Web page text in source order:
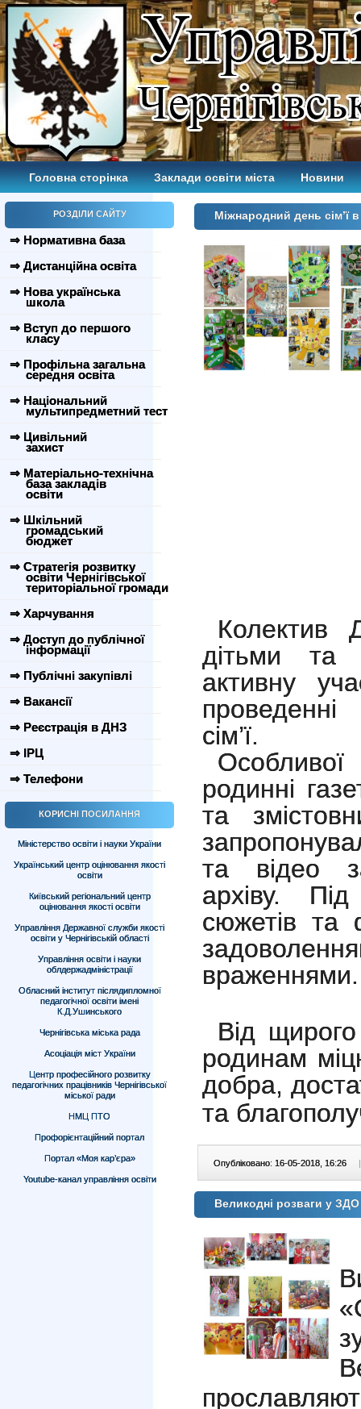
Головна сторінка Заклади освіти міста Новини
РОЗДІЛИ САЙТУ
⇒ Нормативна база
⇒ Дистанційна освіта
⇒ Нова українська
школа
⇒ Вступ до першого
класу
⇒ Профільна загальна
середня освіта
⇒ Національний
мультипредметний тест
⇒ Цивільний
захист
⇒ Матеріально-технічна
база закладів
освіти
⇒ Шкільний
громадський
бюджет
⇒ Стратегія розвитку
освіти Чернігівської
територіальної громади
⇒ Харчування
⇒ Доступ до публічної
інформації
⇒ Публічні закупівлі
⇒ Вакансії
⇒ Реєстрація в ДНЗ
⇒ ІРЦ
⇒ Телефони
КОРИСНІ ПОСИЛАННЯ
Міністерство освіти і науки України
Український центр оцінювання якості
освіти
Київський регіональний центр
оцінювання якості освіти
Управління Державної служби якості
освіти у Чернігівській області
Управління освіти і науки
облдержадміністрації
Обласний інститут післядипломної
педагогічної освіти імені
К.Д.Ушинського
Чернігівська міська рада
Асоціація міст України
Центр професійного розвитку
педагогічних працівників Чернігівської
міської ради
НМЦ ПТО
Профорієнтаційний портал
Портал «Моя кар’єра»
Youtube-канал управління освіти
Міжнародний день сім’ї
дітьми та
активну
сім’ї.
Особливої
родинні
та
та відео
архіву. Під
сюжетів та
враженнями.
Від
родинам
добра,
та
Опубліковано: 16-05-2018, 16:26 |
Великодні розваги у